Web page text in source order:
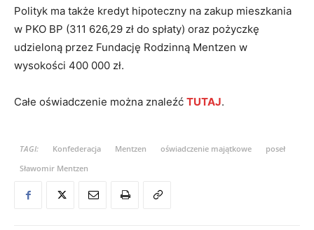
Polityk ma także kredyt hipoteczny na zakup mieszkania
w PKO BP (311 626,29 zł do spłaty) oraz pożyczkę
udzieloną przez Fundację Rodzinną Mentzen w
wysokości 400 000 zł.
Całe oświadczenie można znaleźć TUTAJ.
TAGI: Konfederacja Mentzen oświadczenie majątkowe
poseł
Sławomir Mentzen